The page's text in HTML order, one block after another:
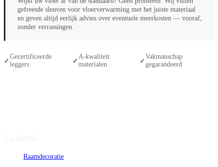
gefreesde sleuven voor vloerverwarming met het juiste materiaal
en geven altijd eerlijk advies over eventuele meerkosten — vooraf,
zonder verrassingen.
✓
Gecertificeerde
leggers
✓
A-kwaliteit
materialen
✓
Vakmanschap
gegarandeerd
Raamdecoratie